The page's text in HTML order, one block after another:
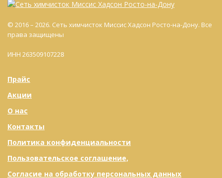
© 2016 – 2026. Сеть химчисток Миссис Хадсон Росто-на-Дону. Все
права защищены
ИНН 263509107228
Прайс
Акции
О нас
Контакты
Политика конфиденциальности
Пользовательское соглашение,
Согласие на обработку персональных данных